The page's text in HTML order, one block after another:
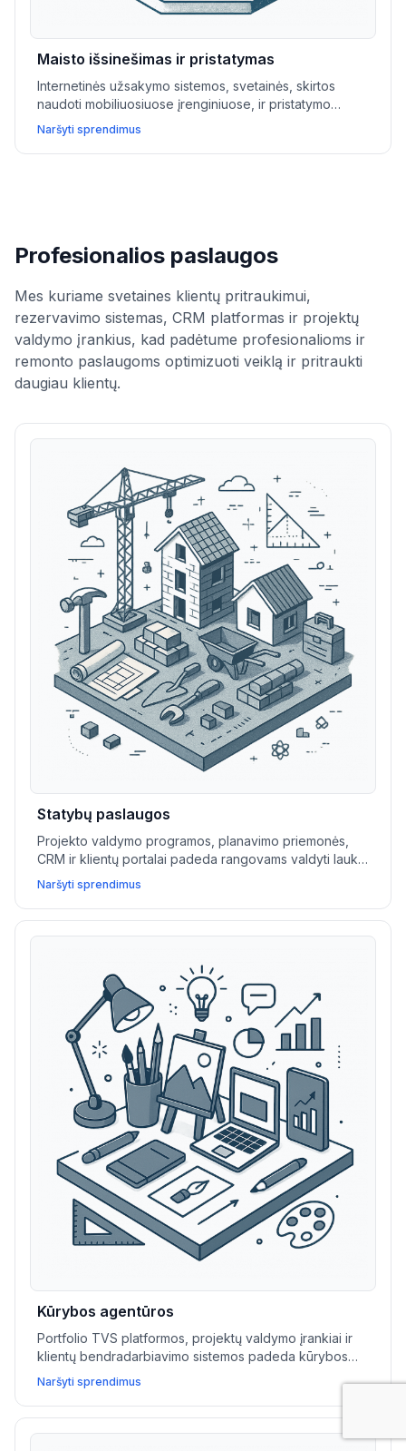
Maisto išsinešimas ir pristatymas
Internetinės užsakymo sistemos, svetainės, skirtos
naudoti mobiliuosiuose įrenginiuose, ir pristatymo
programų integracijos leidžia maisto išsinešimo ir greito
maisto įmonėms efektyviau organizuoti veiklą bei didinti
pakartotinius pardavimus.
Naršyti sprendimus
Profesionalios paslaugos
Mes kuriame svetaines klientų pritraukimui,
rezervavimo sistemas, CRM platformas ir projektų
valdymo įrankius, kad padėtume profesionalioms ir
remonto paslaugoms optimizuoti veiklą ir pritraukti
daugiau klientų.
Statybų paslaugos
Projekto valdymo programos, planavimo priemonės,
CRM ir klientų portalai padeda rangovams valdyti lauko
komandas, sekti pažangą ir užtikrinti atitikties
dokumentus.
Naršyti sprendimus
Kūrybos agentūros
Portfolio TVS platformos, projektų valdymo įrankiai ir
klientų bendradarbiavimo sistemos padeda kūrybos
agentūroms pristatyti darbus, valdyti projektus ir
generuoti naujus kontaktus.
Naršyti sprendimus